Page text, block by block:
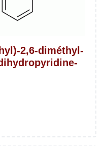
2,6-diméthyl-